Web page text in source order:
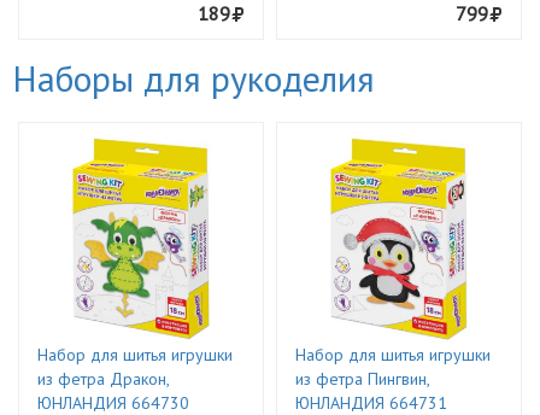
189 799
Наборы для рукоделия
Набор для шитья игрушки
из фетра Дракон,
ЮНЛАНДИЯ 664730
Набор для шитья игрушки
из фетра Пингвин,
ЮНЛАНДИЯ 664731